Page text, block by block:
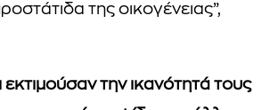
της οικογένειας”,
εκτιμούσαν την ικανότητά τους